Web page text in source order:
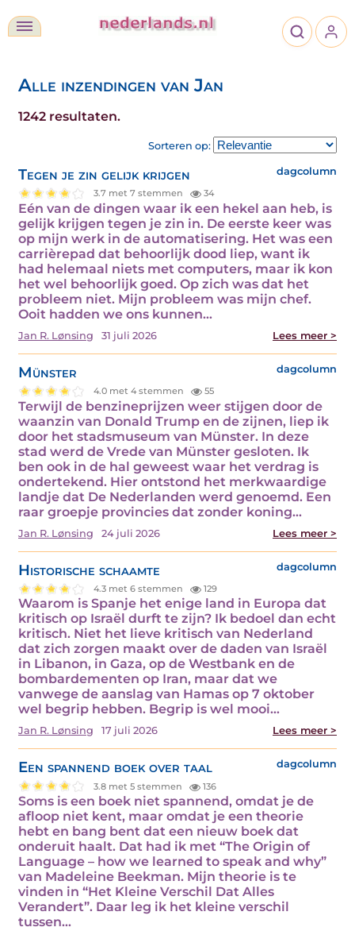
Alle inzendingen van Jan
1242 resultaten.
Sorteren op:
Tegen je zin gelijk krijgen dagcolumn
3.7 met 7 stemmen 34
Eén van de dingen waar ik een hekel aan heb, is
gelijk krijgen tegen je zin in. De eerste keer was
op mijn werk in de automatisering. Het was een
carrièrepad dat behoorlijk dood liep, want ik
had helemaal niets met computers, maar ik kon
het wel behoorlijk goed. Op zich was dat het
probleem niet. Mijn probleem was mijn chef.
Ooit hadden we ons kunnen…
Jan R. Lønsing 31 juli 2026 Lees meer >
Münster dagcolumn
4.0 met 4 stemmen 55
Terwijl de benzineprijzen weer stijgen door de
waanzin van Donald Trump en de zijnen, liep ik
door het stadsmuseum van Münster. In deze
stad werd de Vrede van Münster gesloten. Ik
ben ook in de hal geweest waar het verdrag is
ondertekend. Hier ontstond het merkwaardige
landje dat De Nederlanden werd genoemd. Een
raar groepje provincies dat zonder koning…
Jan R. Lønsing 24 juli 2026 Lees meer >
Historische schaamte dagcolumn
4.3 met 6 stemmen 129
Waarom is Spanje het enige land in Europa dat
kritisch op Israël durft te zijn? Ik bedoel dan echt
kritisch. Niet het lieve kritisch van Nederland
dat zich zorgen maakt over de daden van Israël
in Libanon, in Gaza, op de Westbank en de
bombardementen op Iran, maar dat we
vanwege de aanslag van Hamas op 7 oktober
wel begrip hebben. Begrip is wel mooi…
Jan R. Lønsing 17 juli 2026 Lees meer >
Een spannend boek over taal dagcolumn
3.8 met 5 stemmen 136
Soms is een boek niet spannend, omdat je de
afloop niet kent, maar omdat je een theorie
hebt en bang bent dat een nieuw boek dat
onderuit haalt. Dat had ik met “The Origin of
Language – how we learned to speak and why”
van Madeleine Beekman. Mijn theorie is te
vinden in “Het Kleine Verschil Dat Alles
Verandert”. Daar leg ik het kleine verschil
tussen…